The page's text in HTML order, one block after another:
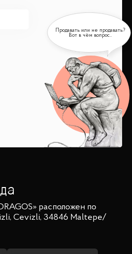
расположен по
Cevizli, 34846 Maltepe/